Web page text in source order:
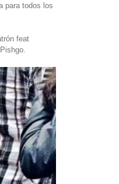
para todos los
feat